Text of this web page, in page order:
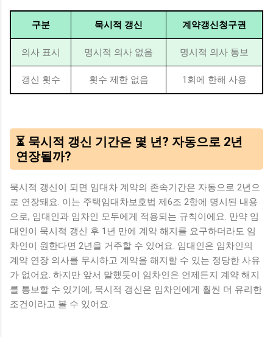
구분 묵시적 갱신 계약갱신청구권
의사 표시 명시적 의사 없음 명시적 의사 통보
갱신 횟수 횟수 제한 없음 1회에 한해 사용
⏳ 묵시적 갱신 기간은 몇 년? 자동으로 2년
연장될까?
묵시적 갱신이 되면 임대차 계약의 존속기간은 자동으로 2년으
로 연장돼요. 이는 주택임대차보호법 제6조 2항에 명시된 내용
으로, 임대인과 임차인 모두에게 적용되는 규칙이에요. 만약 임
대인이 묵시적 갱신 후 1년 만에 계약 해지를 요구하더라도 임
차인이 원한다면 2년을 거주할 수 있어요. 임대인은 임차인의
계약 연장 의사를 무시하고 계약을 해지할 수 있는 정당한 사유
가 없어요. 하지만 앞서 말했듯이 임차인은 언제든지 계약 해지
를 통보할 수 있기에, 묵시적 갱신은 임차인에게 훨씬 더 유리한
조건이라고 볼 수 있어요.